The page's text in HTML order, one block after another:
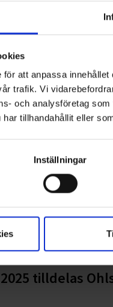
att anpassa
trafik. Vi
och analysföretag
tillhandahållit eller
Inställningar
tömning av
brandkår i
tilldelas